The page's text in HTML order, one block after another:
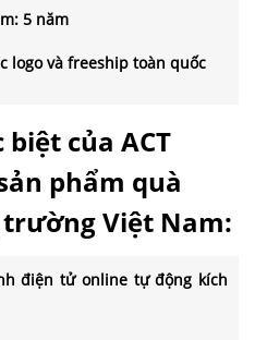
5 năm
logo và freeship toàn quốc
của ACT
phẩm quà
Việt Nam:
điện tử online tự động kích